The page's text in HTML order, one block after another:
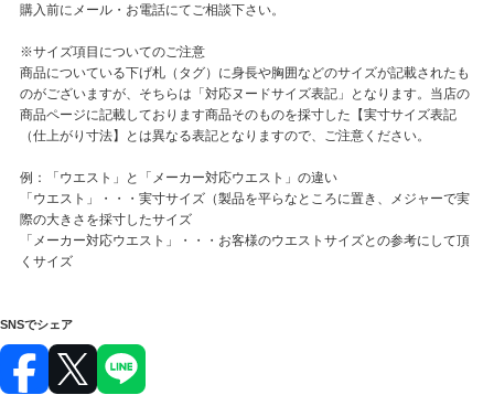
購入前にメール・お電話にてご相談下さい。
※サイズ項目についてのご注意
商品についている下げ札（タグ）に身長や胸囲などのサイズが記載されたも
のがございますが、そちらは「対応ヌードサイズ表記」となります。当店の
商品ページに記載しております商品そのものを採寸した【実寸サイズ表記
（仕上がり寸法】とは異なる表記となりますので、ご注意ください。
例：「ウエスト」と「メーカー対応ウエスト」の違い
「ウエスト」・・・実寸サイズ（製品を平らなところに置き、メジャーで実
際の大きさを採寸したサイズ
「メーカー対応ウエスト」・・・お客様のウエストサイズとの参考にして頂
くサイズ
SNSでシェア